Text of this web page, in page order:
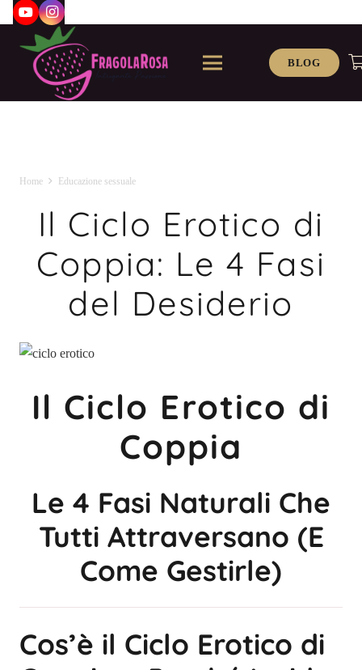
BLOG
Home Educazione sessuale
Il Ciclo Erotico di
Coppia: Le 4 Fasi
del Desiderio
Il Ciclo Erotico di
Coppia
Le 4 Fasi Naturali Che
Tutti Attraversano (E
Come Gestirle)
Cos’è il Ciclo Erotico di